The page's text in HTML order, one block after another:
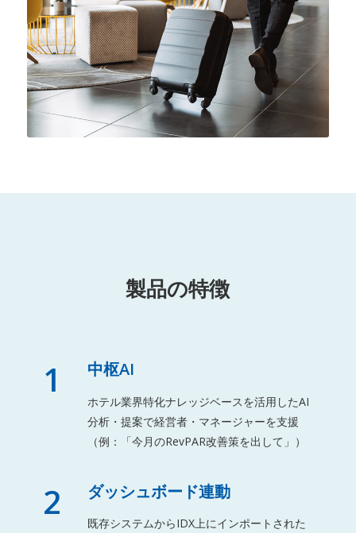
製品の特徴
1 中枢AI
ホテル業界特化ナレッジベースを活用したAI
分析・提案で経営者・マネージャーを支援
（例：「今月のRevPAR改善策を出して」）
2 ダッシュボード連動
既存システムからIDX上にインポートされた